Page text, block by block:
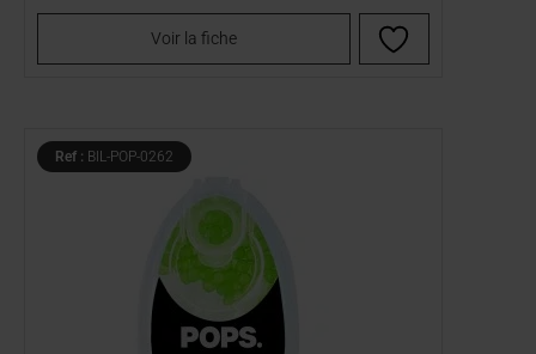
Voir la fiche
Ref : BIL-POP-0262